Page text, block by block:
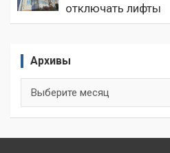
отключать лифты
Архивы